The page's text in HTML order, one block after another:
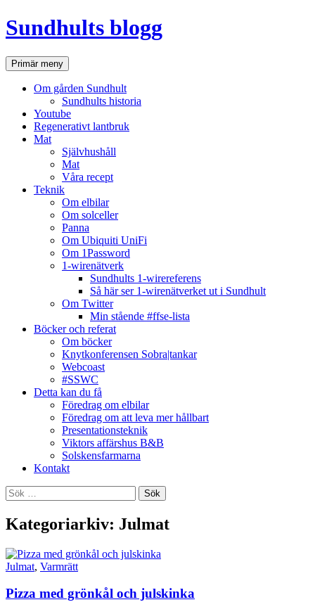
Hoppa
till
Sundhults blogg
SökPrimär meny
Om gården Sundhult
Sundhults historia
Youtube
Regenerativt lantbruk
Mat
Självhushåll
Mat
Våra recept
Teknik
Om elbilar
Om solceller
Panna
Om Ubiquiti UniFi
Om 1Password
1-wirenätverk
Sundhults 1-wirereferens
Så här ser 1-wirenätverket ut i Sundhult
Om Twitter
Min stående #ffse-lista
Böcker och referat
Om böcker
Knytkonferensen Sobra|tankar
Webcoast
#SSWC
Detta kan du få
Föredrag om elbilar
Föredrag om att leva mer hållbart
Presentationsteknik
Viktors affärshus B&B
Solskensfarmarna
Kontakt
Sök
efter:
Kategoriarkiv: Julmat
Julmat, Varmrätt
Pizza med grönkål och julskinka